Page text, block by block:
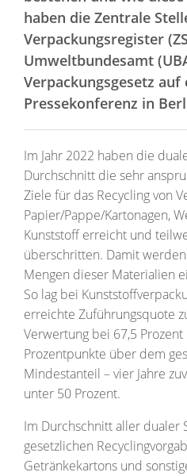
haben die Zentrale
Verpackungsregister
Umweltbundesamt
Verpackungsgesetz
Pressekonferenz in
Im Jahr 2022 haben die
Durchschnitt die sehr
Ziele für das Recycling von
Papier/Pappe/Kartonagen,
Kunststoff erreicht und
überschritten. Damit
Mengen dieser Materialien
So lag bei
erreichte Zuführungsquote
Verwertung bei 67,5
Prozentpunkte über dem
Mindestanteil – vier Jahre
unter 50 Prozent.
Im Durchschnitt aller dualer
gesetzlichen
Getränkekartons und